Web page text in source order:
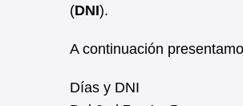
(DNI).
A continuación
Días y DNI